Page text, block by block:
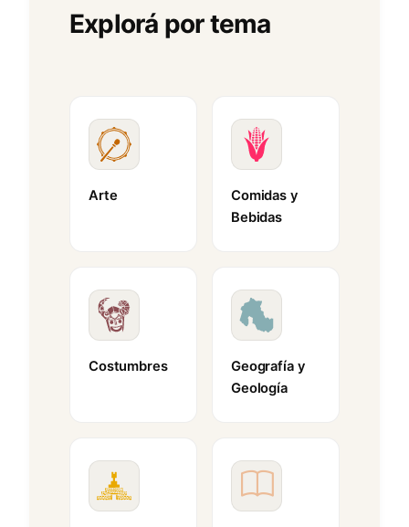
Explorá por tema
Arte
Comidas y
Bebidas
Costumbres
Geografía y
Geología